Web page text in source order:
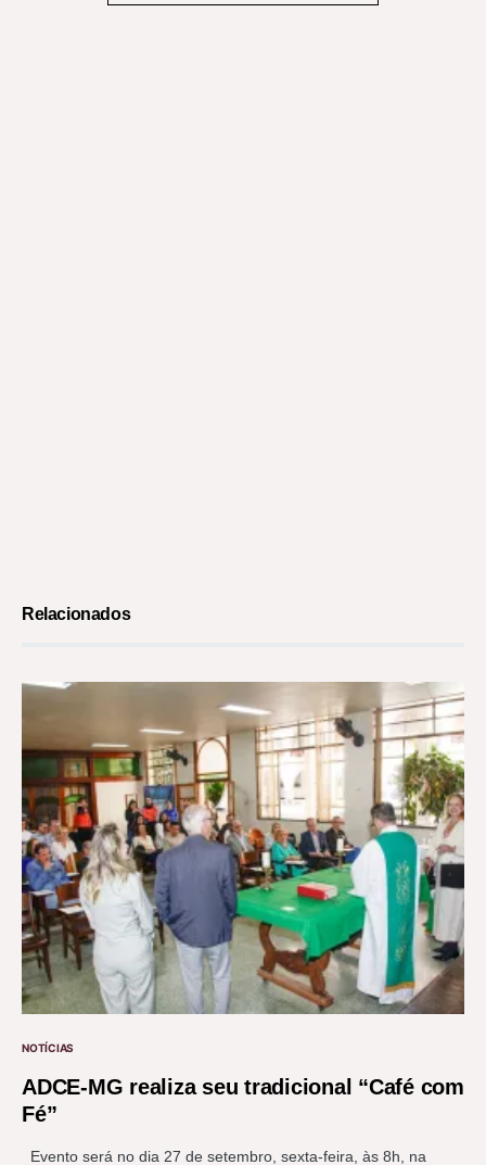
Relacionados
NOTÍCIAS
ADCE-MG realiza seu tradicional “Café com
Fé”
Evento será no dia 27 de setembro, sexta-feira, às 8h, na